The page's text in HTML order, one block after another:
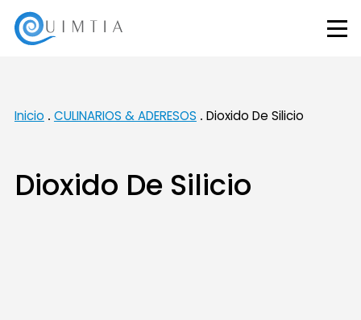
Inicio CULINARIOS & ADERESOS Dioxido De Silicio
Dioxido De Silicio